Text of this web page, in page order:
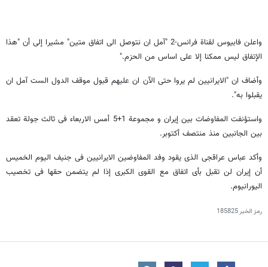
واعلن فابیوس لقناة فرانس-2 "آمل ان نتوصل الى اتفاق متین" مشیرا إلى أن "هذا
الإتفاق لیس ممکنا إلا على اساس من الحزم."
وأضاف ان "الایرانیین لم یروا حتى الآن ان علیهم قبول موقف الدول الست آمل ان
یقبلوا به".
واستؤنفت المفاوضات بین إیران و مجموعة 1+5 أمس الاربعاء فی ثالث جولة تعقد
بین الجانبین منذ منتصف أکتوبر.
وأکد عباس عراقجی الذی یقود وفد المفاوضین الایرانیین فی جنیف الیوم الخمیس
أن إیران لن تقبل بأی اتفاق مع القوى الکبرى إذا لم یتضمن حقها فی تخصیب
الیورانیوم.
رمز الخبر185825